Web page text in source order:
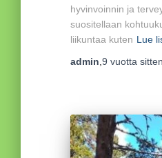
hyvinvoinnin ja
suositellaan
liikuntaa kuten Lue
admin 9 vuotta sitten